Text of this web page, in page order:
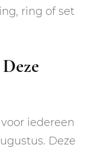
ring of set
iedereen
Deze